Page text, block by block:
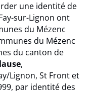
une identité de
sur-Lignon ont
du Mézenc
du Mézenc
du canton de
,
Lignon, St Front et
par identité des